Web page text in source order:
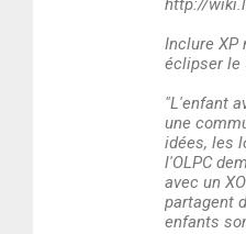
http://
Inclure XP
éclipser le
"L'enfant
une
idées, les
l'OLPC
avec un
partagent
enfants